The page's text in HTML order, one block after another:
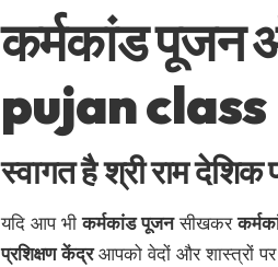
कर्मकांड पूजन
pujan class
स्वागत हैश्री राम देशिक
यदि आप भीकर्मकांड पूजनसीखकर
प्रशिक्षण केंद्रआपको वेदों और शास्त्रों